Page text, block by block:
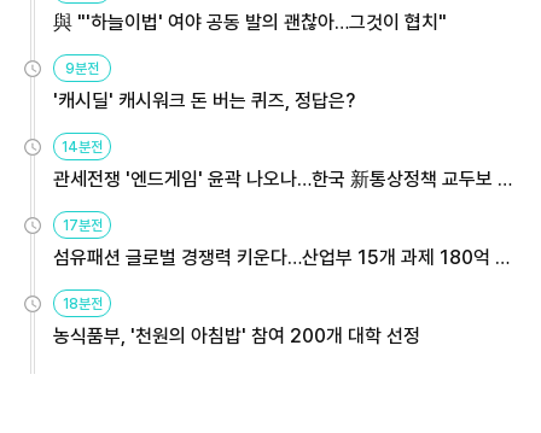
與 "'하늘이법' 여야 공동 발의 괜찮아…그것이 협치"
9분전
'캐시딜' 캐시워크 돈 버는 퀴즈, 정답은?
14분전
관세전쟁 '엔드게임' 윤곽 나오나…한국 新통상정책 교두보 활
17분전
섬유패션 글로벌 경쟁력 키운다…산업부 15개 과제 180억 지
18분전
농식품부, '천원의 아침밥' 참여 200개 대학 선정